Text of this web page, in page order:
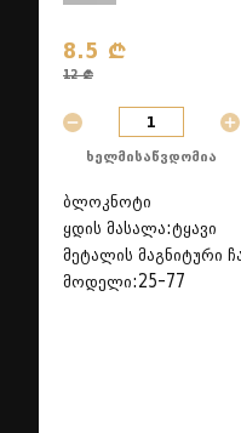
8.5 ₾
12 ₾
ხელმისაწვდომია
ბლოკნოტი
ყდის მასალა:ტყავი
მეტალის მაგნიტური
მოდელი:25-77